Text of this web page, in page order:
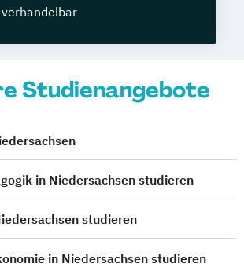
Studienangebote
in Niedersachsen studieren
studieren
in Niedersachsen studieren